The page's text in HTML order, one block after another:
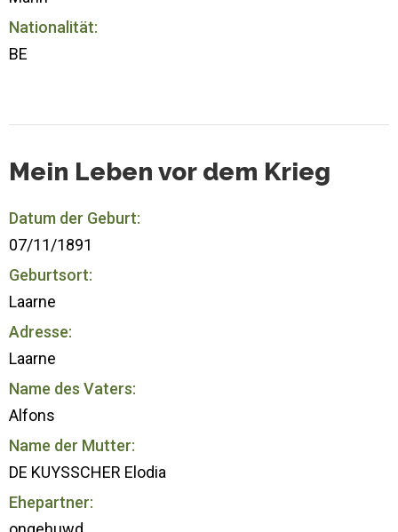
Nationalität:
BE
Mein Leben vor dem Krieg
Datum der Geburt:
07/11/1891
Geburtsort:
Laarne
Adresse:
Laarne
Name des Vaters:
Alfons
Name der Mutter:
DE KUYSSCHER Elodia
Ehepartner: